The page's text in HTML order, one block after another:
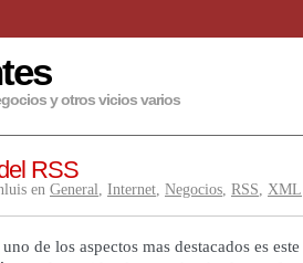
y otros vicios varios
RSS
en General, Internet, Negocios, RSS, XML
de los aspectos mas destacados es